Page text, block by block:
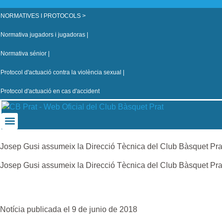
NORMATIVES I PROTOCOLS >
Normativa jugadors i jugadoras |
Normativa sénior |
Protocol d'actuació contra la violència sexual |
Protocol d'actuació en cas d'accident
Josep Gusi assumeix la Direcció Tècnica del Club Bàsquet
Josep Gusi assumeix la Direcció Tècnica del Club Bàsquet
Notícia publicada el 9 de junio de 2018